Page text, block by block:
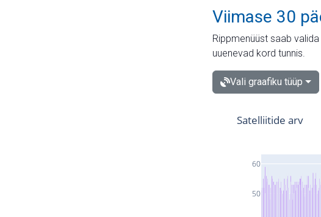
Viimase 30
Rippmenüüst saab
uuenevad kord tunnis.
Vali graafiku tüüp
50
60
Satelliitide arv